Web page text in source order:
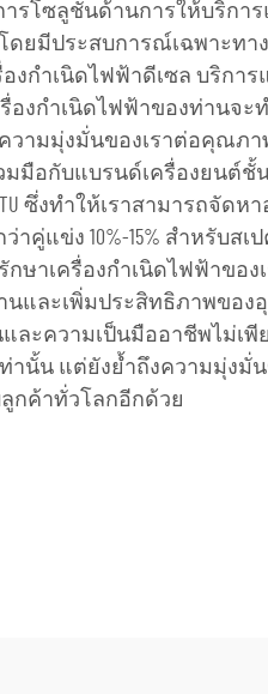
ารโซลูชันด้านการให้บริการ
ยมีประสบการณ์เฉพาะทาง
งกำเนิดไฟฟ้าดีเซล บริการ
องกำเนิดไฟฟ้าของท่านจะ
วามมุ่งมั่นของเราต่อคุณภา
มือกับแบรนด์เครื่องยนต์ชั้
MTU ซึ่งทำให้เราสามารถจั
ว่าคู่แข่ง 10%-15% สำหรับส
กษาเครื่องกำเนิดไฟฟ้าขอ
นและเพิ่มประสิทธิภาพขอ
ละความเป็นมืออาชีพไม่เพี
ท่านั้น แต่ยังย้ำถึงความมุ่งมั่
กค้าทั่วโลกอีกด้วย